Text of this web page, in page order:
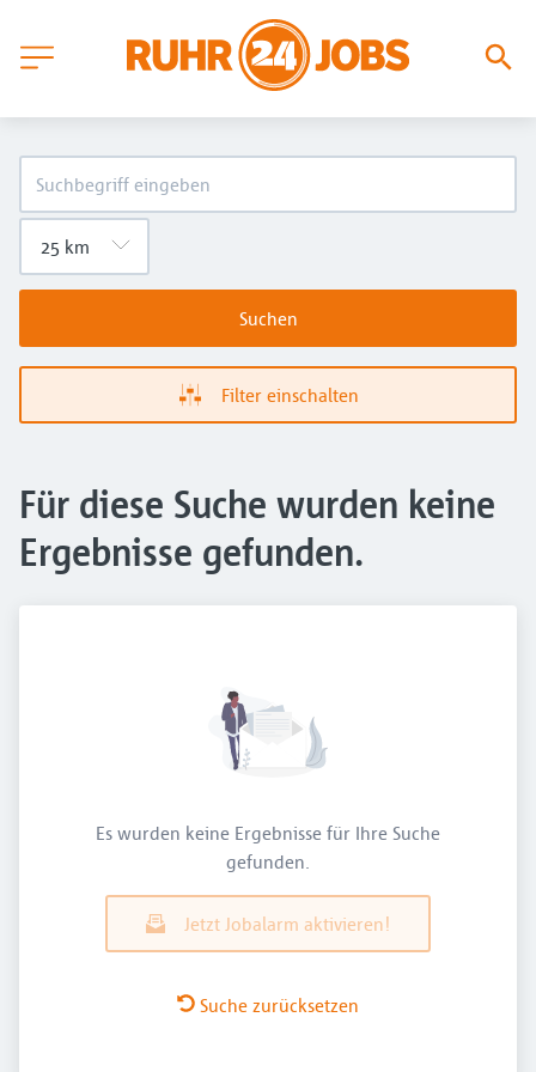
Suchen
Filter einschalten
Für diese Suche wurden keine
Ergebnisse gefunden.
Es wurden keine Ergebnisse für Ihre Suche
gefunden.
Jetzt Jobalarm aktivieren!
Suche zurücksetzen